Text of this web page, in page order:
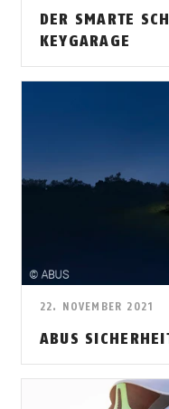
DER SMARTE
KEYGARAGE
22. NOVEMBER 2021
ABUS